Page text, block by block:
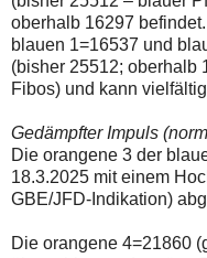
Zeitpunkt
noch
einmal.
Sollte
das
Problem
bitte
ich
um
Kontaktaufnahme
per
robbys-
oberhalb 16297
blauen 1=16537 und
(bisher 25512; oberhalb
Fibos) und kann
Gedämpfter Impuls
Die orangene 3 der
18.3.2025 mit einem
GBE/JFD-Indikation)
Die orangene 4=21860